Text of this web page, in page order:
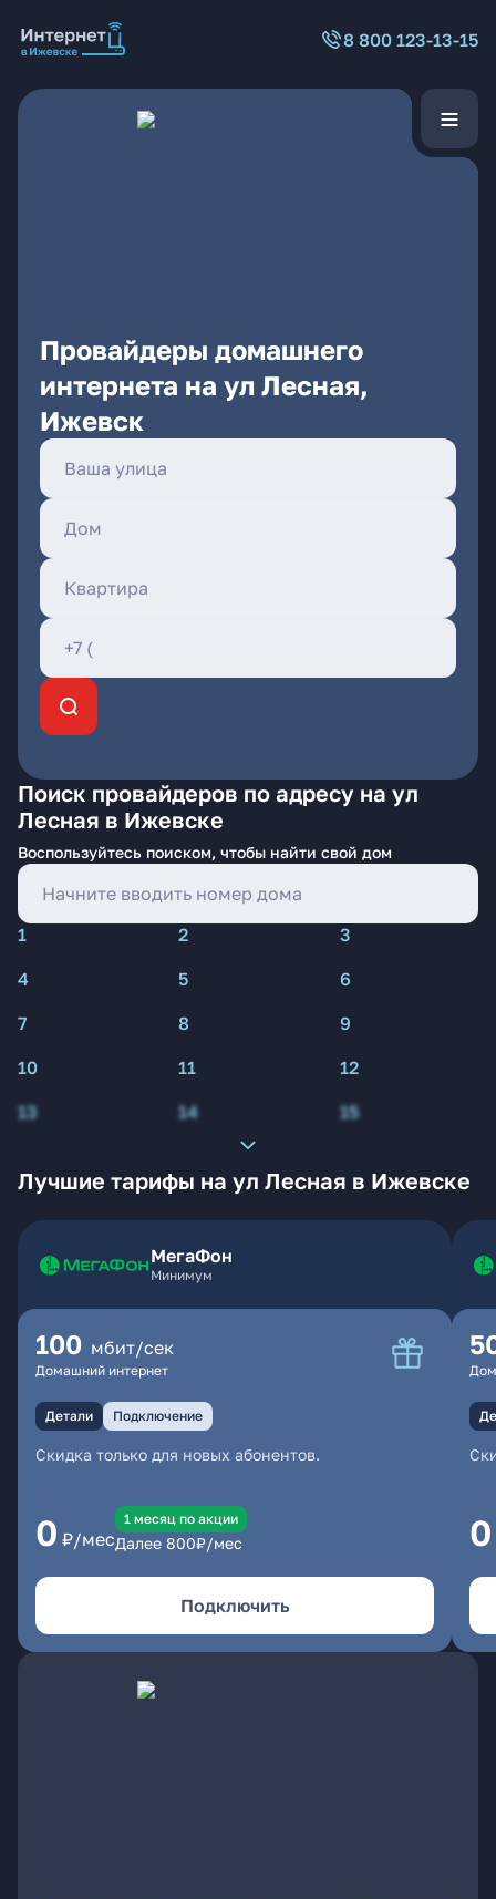
8 800 123-13-15
Провайдеры домашнего
интернета на ул Лесная,
Ижевск
Поиск провайдеров по адресу на ул
Лесная в Ижевске
Воспользуйтесь поиском, чтобы найти свой дом
1 2
3
4
5
6
7
8
9
10
11
12
13
14 15
Лучшие тарифы на ул Лесная в Ижевске
МегаФон
Минимум
100 мбит/сек
Домашний интернет
Детали Подключение
Скидка только для новых абонентов.
0 ₽/мес
1 месяц по акции
Далее 800₽/мес
Подключить
0